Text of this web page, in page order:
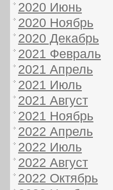
2020 Июнь
2020 Ноябрь
2020 Декабрь
2021 Февраль
2021 Апрель
2021 Июль
2021 Август
2021 Ноябрь
2022 Апрель
2022 Июль
2022 Август
2022 Октябрь